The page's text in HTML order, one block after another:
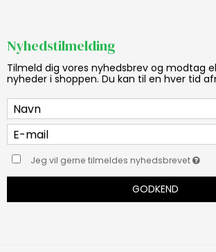
Nyhedstilmelding
Tilmeld dig vores nyhedsbrev og modtag
nyheder i shoppen. Du kan til en hver tid
Jeg vil gerne tilmeldes nyhedsbrevet
GODKEND